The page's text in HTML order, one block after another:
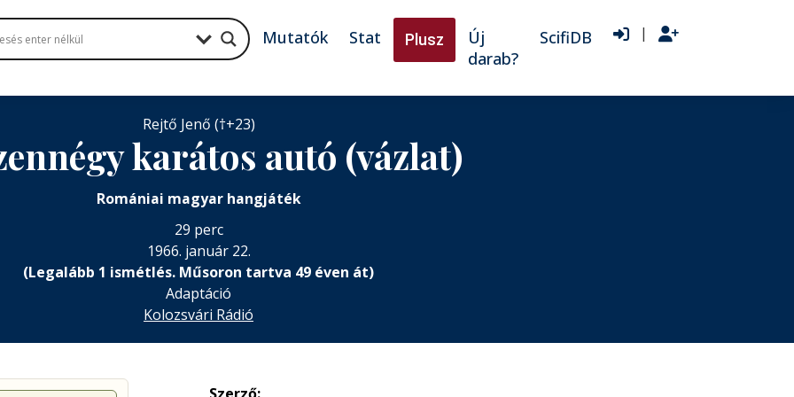
Mutatók Stat Plusz
Új
darab?
ScifiDB |
Rejtő Jenő (†+23)
karátos autó (vázlat)
Romániai magyar hangjáték
29 perc
1966. január 22.
(Legalább 1 ismétlés. Műsoron tartva 49 éven át)
Adaptáció
Kolozsvári Rádió